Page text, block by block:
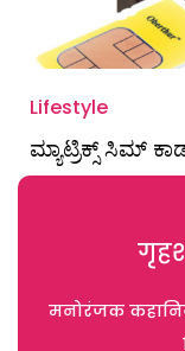
Lifestyle
ಮ್ಯಾಟ್ರಿಕ್ಸ್ ಸಿಮ್
मनोरंजक